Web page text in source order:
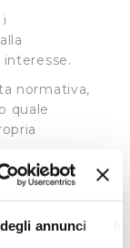
annunci
normativa,
quale
Idrica
i propri
idrico
di